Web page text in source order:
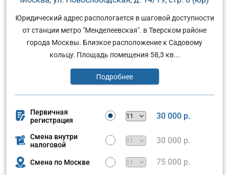
Юридический адрес распологается в шаговой доступности
от станции метро "Менделеевская". в Тверском районе
города Москвы. Близкое расположение к Садовому
кольцу. Площадь помещения 58,3 кв...
Подробнее
Первичная
регистрация
30 000 р.
Смена внутри
налоговой
30 000 р.
Смена по Москве 75 000 р.